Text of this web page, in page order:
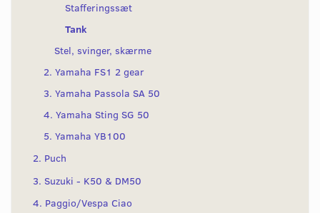
Stafferingssæt
Tank
Stel, svinger, skærme
2. Yamaha FS1 2 gear
3. Yamaha Passola SA 50
4. Yamaha Sting SG 50
5. Yamaha YB100
2. Puch
3. Suzuki - K50 & DM50
4. Paggio/Vespa Ciao